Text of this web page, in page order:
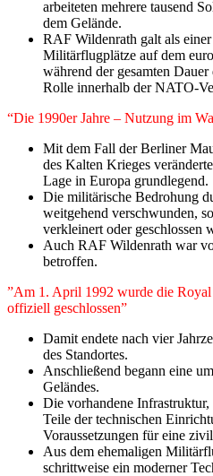
arbeiteten mehrere tausend
dem Gelände.
RAF Wildenrath galt als
Militärflugplätze auf dem
während der gesamten
Rolle innerhalb der NATO-
“Die 1990er Jahre – Nutzung im
Mit dem Fall der Berliner
des Kalten Krieges
Lage in Europa grundlegend.
Die militärische Bedrohung
weitgehend verschwunden,
verkleinert oder geschlossen
Auch RAF Wildenrath war
betroffen.
”Am 1. April 1992 wurde die
offiziell geschlossen”
Damit endete nach vier
des Standortes.
Anschließend begann eine
Geländes.
Die vorhandene
Teile der technischen
Voraussetzungen für eine
Aus dem ehemaligen
schrittweise ein moderner